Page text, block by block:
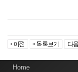
Home